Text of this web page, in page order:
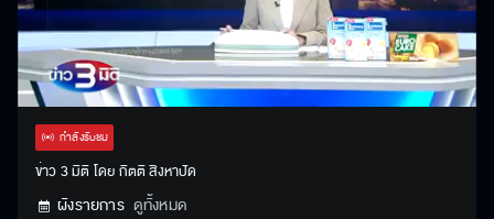
UnmuteStream Settings
กำลังรับชม
ข่าว 3 มิติ โดย กิตติ สิงหาปัด
ผังรายการ ดูทั้งหมด